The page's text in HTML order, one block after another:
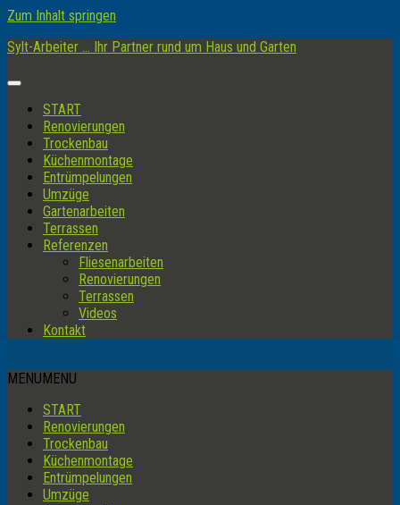
Zum Inhalt springen
Sylt-Arbeiter ... Ihr Partner rund um Haus und Garten
START
Renovierungen
Trockenbau
Küchenmontage
Entrümpelungen
Umzüge
Gartenarbeiten
Terrassen
Referenzen
Fliesenarbeiten
Renovierungen
Terrassen
Videos
Kontakt
MENUMENU
START
Renovierungen
Trockenbau
Küchenmontage
Entrümpelungen
Umzüge